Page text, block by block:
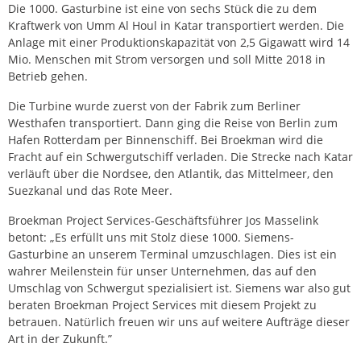
Die 1000. Gasturbine ist eine von sechs Stück die zu dem
Kraftwerk von Umm Al Houl in Katar transportiert werden. Die
Anlage mit einer Produktionskapazität von 2,5 Gigawatt wird 14
Mio. Menschen mit Strom versorgen und soll Mitte 2018 in
Betrieb gehen.
Die Turbine wurde zuerst von der Fabrik zum Berliner
Westhafen transportiert. Dann ging die Reise von Berlin zum
Hafen Rotterdam per Binnenschiff. Bei Broekman wird die
Fracht auf ein Schwergutschiff verladen. Die Strecke nach Katar
verläuft über die Nordsee, den Atlantik, das Mittelmeer, den
Suezkanal und das Rote Meer.
Broekman Project Services-Geschäftsführer Jos Masselink
betont: „Es erfüllt uns mit Stolz diese 1000. Siemens-
Gasturbine an unserem Terminal umzuschlagen. Dies ist ein
wahrer Meilenstein für unser Unternehmen, das auf den
Umschlag von Schwergut spezialisiert ist. Siemens war also gut
beraten Broekman Project Services mit diesem Projekt zu
betrauen. Natürlich freuen wir uns auf weitere Aufträge dieser
Art in der Zukunft.”